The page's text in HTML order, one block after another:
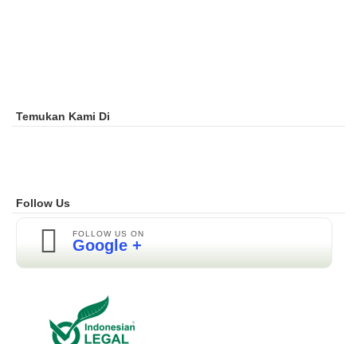
Temukan Kami Di
Follow Us
FOLLOW US ON
Google +